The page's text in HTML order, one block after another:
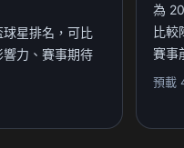
星排名，可比
力、賽事期待
為
比較
賽事
預載